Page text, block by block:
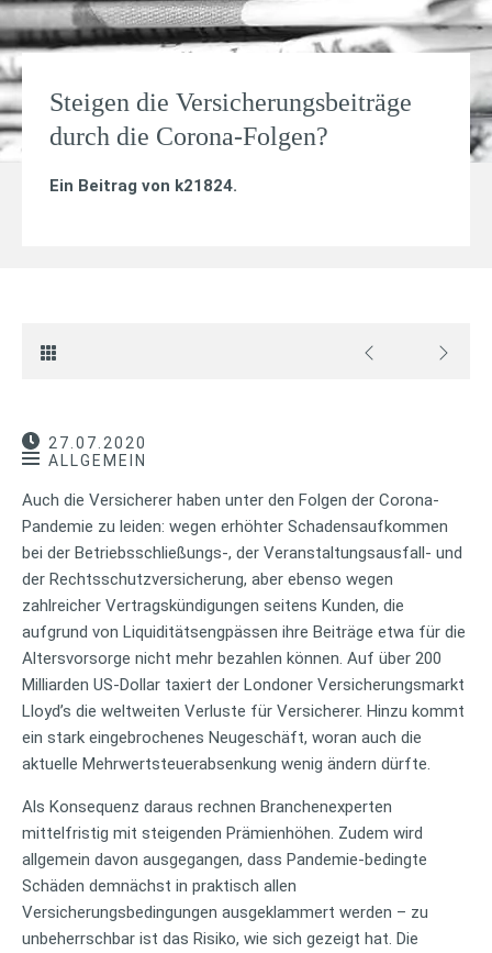
Steigen die Versicherungsbeiträge
durch die Corona-Folgen?
Ein Beitrag von k21824.
27.07.2020
ALLGEMEIN
Auch die Versicherer haben unter den Folgen der Corona-
Pandemie zu leiden: wegen erhöhter Schadensaufkommen
bei der Betriebsschließungs-, der Veranstaltungsausfall- und
der Rechtsschutzversicherung, aber ebenso wegen
zahlreicher Vertragskündigungen seitens Kunden, die
aufgrund von Liquiditätsengpässen ihre Beiträge etwa für die
Altersvorsorge nicht mehr bezahlen können. Auf über 200
Milliarden US-Dollar taxiert der Londoner Versicherungsmarkt
Lloyd’s die weltweiten Verluste für Versicherer. Hinzu kommt
ein stark eingebrochenes Neugeschäft, woran auch die
aktuelle Mehrwertsteuerabsenkung wenig ändern dürfte.
Als Konsequenz daraus rechnen Branchenexperten
mittelfristig mit steigenden Prämienhöhen. Zudem wird
allgemein davon ausgegangen, dass Pandemie-bedingte
Schäden demnächst in praktisch allen
Versicherungsbedingungen ausgeklammert werden – zu
unbeherrschbar ist das Risiko, wie sich gezeigt hat. Die